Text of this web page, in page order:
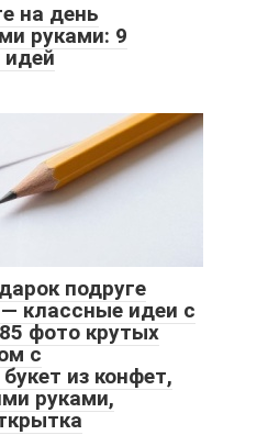
на день
руками: 9
идей
подруге
классные идеи с
фото крутых
с
из конфет,
руками,